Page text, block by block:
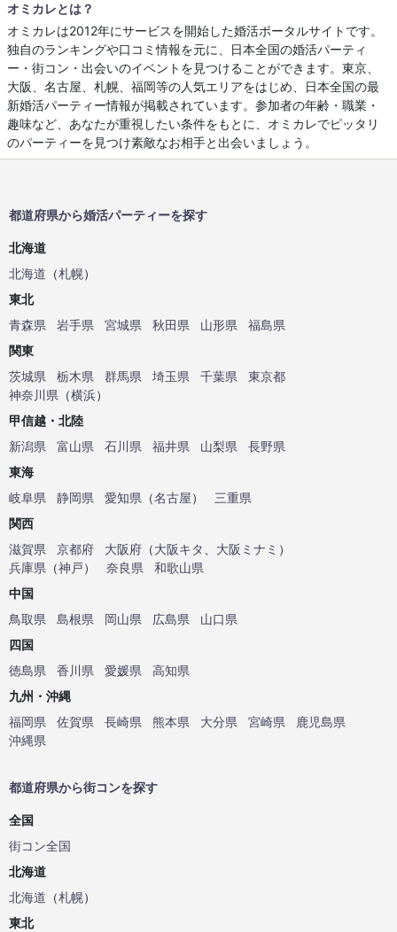
オミカレとは？
オミカレは2012年にサービスを開始した婚活ポータルサイトです。
独自のランキングや口コミ情報を元に、日本全国の婚活パーティ
ー・街コン・出会いのイベントを見つけることができます。東京、
大阪、名古屋、札幌、福岡等の人気エリアをはじめ、日本全国の最
新婚活パーティー情報が掲載されています。参加者の年齢・職業・
趣味など、あなたが重視したい条件をもとに、オミカレでピッタリ
のパーティーを見つけ素敵なお相手と出会いましょう。
都道府県から婚活パーティーを探す
北海道
北海道 （札幌）
東北
青森県
岩手県 宮城県 秋田県 山形県
福島県
関東
茨城県
栃木県 群馬県 埼玉県 千葉県
東京都
神奈川県 （横浜）
甲信越・北陸
新潟県
富山県 石川県 福井県 山梨県
長野県
東海
岐阜県
静岡県 愛知県 （名古屋）
三重県
関西
滋賀県
京都府 大阪府 （大阪キタ 大阪ミナミ ）
兵庫県 （神戸） 奈良県
和歌山県
中国
鳥取県
島根県 岡山県 広島県
山口県
四国
徳島県
香川県 愛媛県
高知県
九州・沖縄
福岡県
佐賀県 長崎県 熊本県 大分県 宮崎県
鹿児島県
沖縄県
都道府県から街コンを探す
全国
街コン全国
北海道
北海道 （札幌）
東北